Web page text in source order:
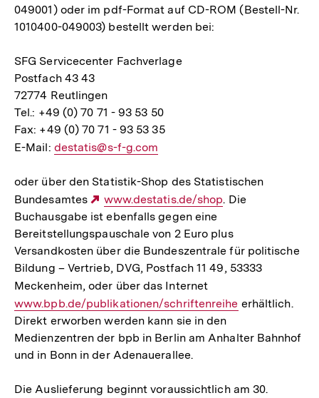
049001) oder im pdf-Format auf CD-ROM (Bestell-Nr.
1010400-049003) bestellt werden bei:
SFG Servicecenter Fachverlage
Postfach 43 43
72774 Reutlingen
Tel.: +49 (0) 70 71 - 93 53 50
Fax: +49 (0) 70 71 - 93 53 35
E-Mail: E-
Link:
destatis@s-f-g.com
oder über den Statistik-Shop des Statistischen
Bundesamtes
Externer
Link:
www.destatis.de/shop. Die
Buchausgabe ist ebenfalls gegen eine
Bereitstellungspauschale von 2 Euro plus
Versandkosten über die Bundeszentrale für politische
Bildung – Vertrieb, DVG, Postfach 11 49, 53333
Meckenheim, oder über das Internet
Link:
www.bpb.de/publikationen/schriftenreihe erhältlich.
Direkt erworben werden kann sie in den
Medienzentren der bpb in Berlin am Anhalter Bahnhof
und in Bonn in der Adenauerallee.
Die Auslieferung beginnt voraussichtlich am 30.